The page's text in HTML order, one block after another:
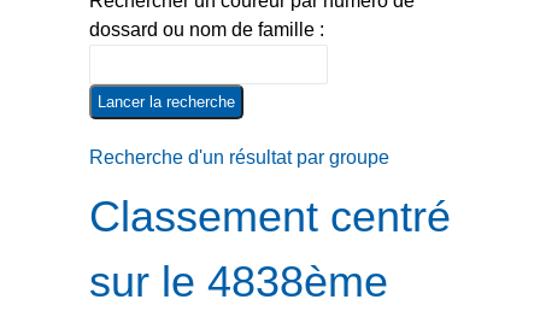
dossard ou nom de famille :
Recherche d'un résultat par groupe
Classement centré
sur le 4838ème